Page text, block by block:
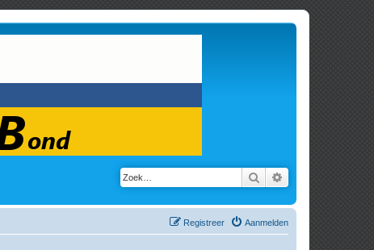
Zoek Uitgebreid zoeken
Aanmelden
Registreer